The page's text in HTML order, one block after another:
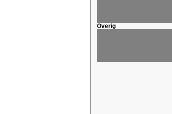
Overig